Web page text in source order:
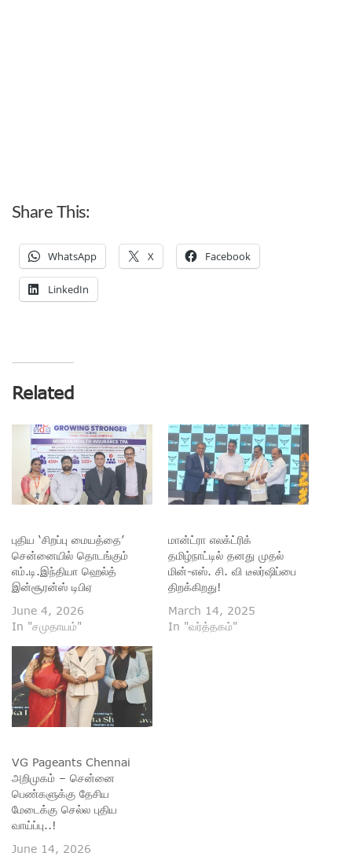
Share This:
WhatsApp X Facebook
LinkedIn
Related
புதிய ‘சிறப்பு மையத்தை’
சென்னையில் தொடங்கும்
எம்.டி.இந்தியா ஹெல்த்
இன்சூரன்ஸ் டிபிஏ
June 4, 2026
In "சமுதாயம்"
மான்ட்ரா எலக்ட்ரிக்
தமிழ்நாட்டில் தனது முதல்
மின்-எஸ். சி. வி டீலர்ஷிப்பை
திறக்கிறது!
March 14, 2025
In "வர்த்தகம்"
VG Pageants Chennai
அறிமுகம் – சென்னை
பெண்களுக்கு தேசிய
மேடைக்கு செல்ல புதிய
வாய்ப்பு..!
June 14, 2026